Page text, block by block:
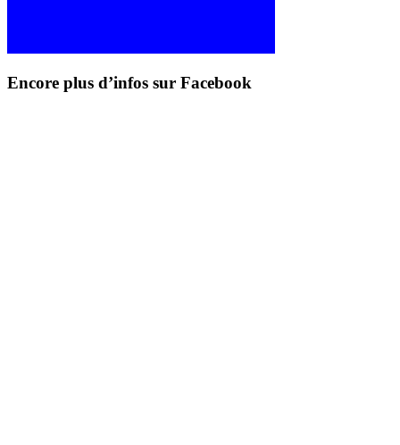
Encore plus d’infos sur Facebook